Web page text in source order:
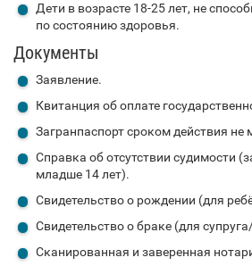
Дети в возрасте 18-25 лет, не
по состоянию здоровья.
Документы
Заявление.
Квитанция об оплате
Загранпаспорт сроком действия не
Справка об отсутствии судимости
младше 14 лет).
Свидетельство о рождении (для
Свидетельство о браке (для
Сканированная и заверенная